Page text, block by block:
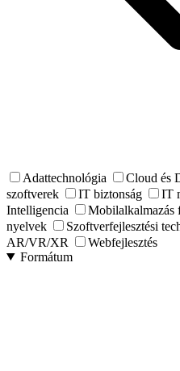
Adattechnológia Cloud és
szoftverek
IT biztonság IT
Intelligencia
Mobilalkalmazás
nyelvek
Szoftverfejlesztési
AR/VR/XR
Webfejlesztés
Formátum